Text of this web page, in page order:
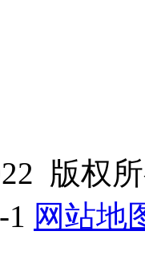
版权
网站地